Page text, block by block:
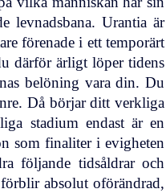
levnadsbana. Urantia är
förenade i ett temporärt
därför ärligt löper tidens
belöning vara din. Du
Då börjar ditt verkliga
stadium endast är en
som finaliter i evigheten
följande tidsåldrar och
absolut oförändrad,